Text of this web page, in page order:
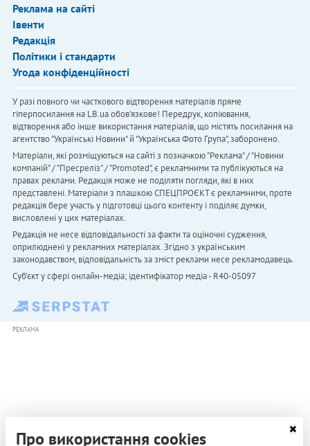
Реклама на сайті
Івенти
Редакція
Політики і стандарти
Угода конфіденційності
У разі повного чи часткового відтворення матеріалів пряме
гіперпосилання на LB.ua обов'язкове! Передрук, копіювання,
відтворення або інше використання матеріалів, що містять посилання на
агентство "Українськi Новини" й "Українська Фото Група", заборонено.
Матеріали, які розміщуються на сайті з позначкою "Реклама" / "Новини
компаній" / "Пресреліз" / "Promoted", є рекламними та публікуються на
правах реклами. Редакція може не поділяти погляди, які в них
представлені. Матеріали з плашкою СПЕЦПРОЄКТ є рекламними, проте
редакція бере участь у підготовці цього контенту і поділяє думки,
висловлені у цих матеріалах.
Редакція не несе відповідальності за факти та оціночні судження,
оприлюднені у рекламних матеріалах. Згідно з українським
законодавством, відповідальність за зміст реклами несе рекламодавець.
Cуб'єкт у сфері онлайн-медіа; ідентифікатор медіа - R40-05097
РЕКЛАМА
Про використання cookies